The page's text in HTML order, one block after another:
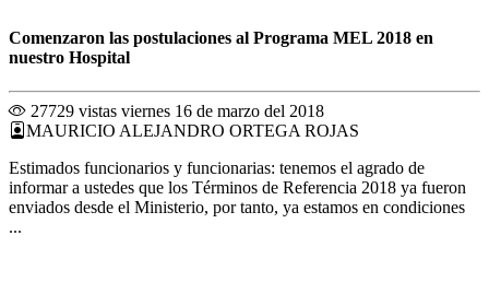
Comenzaron las postulaciones al Programa MEL 2018 en
nuestro Hospital
27729 vistas viernes 16 de marzo del 2018
MAURICIO ALEJANDRO ORTEGA ROJAS
Estimados funcionarios y funcionarias: tenemos el agrado de
informar a ustedes que los Términos de Referencia 2018 ya fueron
enviados desde el Ministerio, por tanto, ya estamos en condiciones
...